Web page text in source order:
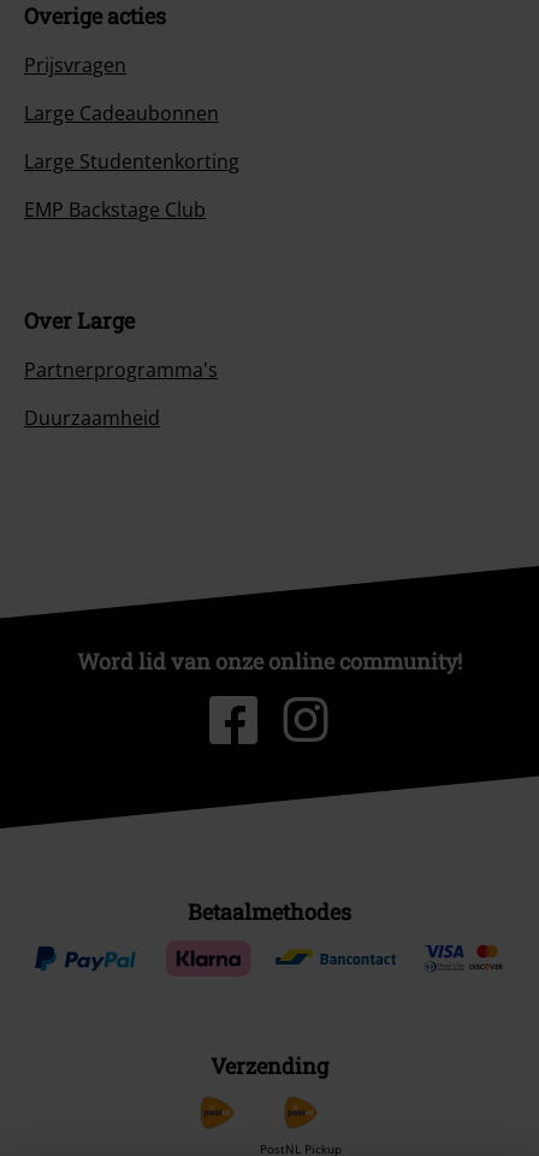
Overige acties
Prijsvragen
Large Cadeaubonnen
Large Studentenkorting
EMP Backstage Club
Over Large
Partnerprogramma's
Duurzaamheid
Word lid van onze online community!
Betaalmethodes
Verzending
PostNL Pickup